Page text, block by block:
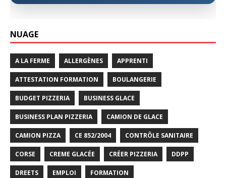
NUAGE
A LA FERME ALLERGÈNES APPRENTI
ATTESTATION FORMATION BOULANGERIE
BUDGET PIZZERIA BUSINESS GLACE
BUSINESS PLAN PIZZERIA CAMION DE GLACE
CAMION PIZZA CE 852/2004 CONTRÔLE SANITAIRE
CORSE CREME GLACÉE CRÉER PIZZERIA DDPP
DREETS EMPLOI FORMATION